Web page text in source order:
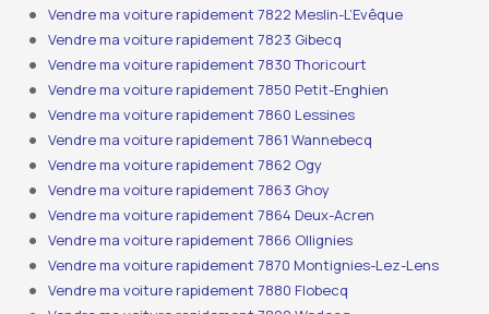
Vendre ma voiture rapidement 7822 Meslin-L’Evêque
Vendre ma voiture rapidement 7823 Gibecq
Vendre ma voiture rapidement 7830 Thoricourt
Vendre ma voiture rapidement 7850 Petit-Enghien
Vendre ma voiture rapidement 7860 Lessines
Vendre ma voiture rapidement 7861 Wannebecq
Vendre ma voiture rapidement 7862 Ogy
Vendre ma voiture rapidement 7863 Ghoy
Vendre ma voiture rapidement 7864 Deux-Acren
Vendre ma voiture rapidement 7866 Ollignies
Vendre ma voiture rapidement 7870 Montignies-Lez-Lens
Vendre ma voiture rapidement 7880 Flobecq